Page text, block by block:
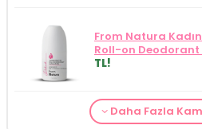
From Natura
Roll-on Deodorant
TL!
Makyaj
Makyaj Ürünü
Daha Fazla